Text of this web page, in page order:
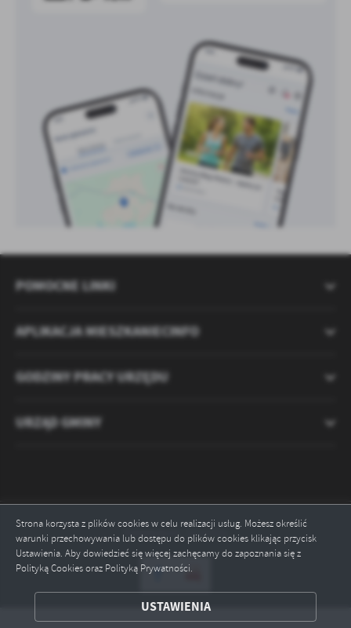
Strona korzysta z plików cookies w celu realizacji usług. Możesz określić
warunki przechowywania lub dostępu do plików cookies klikając przycisk
Ustawienia. Aby dowiedzieć się więcej zachęcamy do zapoznania się z
Polityką Cookies oraz Polityką Prywatności.
USTAWIENIA
ZAPISZ WYBRANE
POMOCNE LINKI
APLIKACJA MIESZKANIECINFO
GODZINY PRACY URZĘDU
URZĄD GMINY
Odwiedzin: 2121551